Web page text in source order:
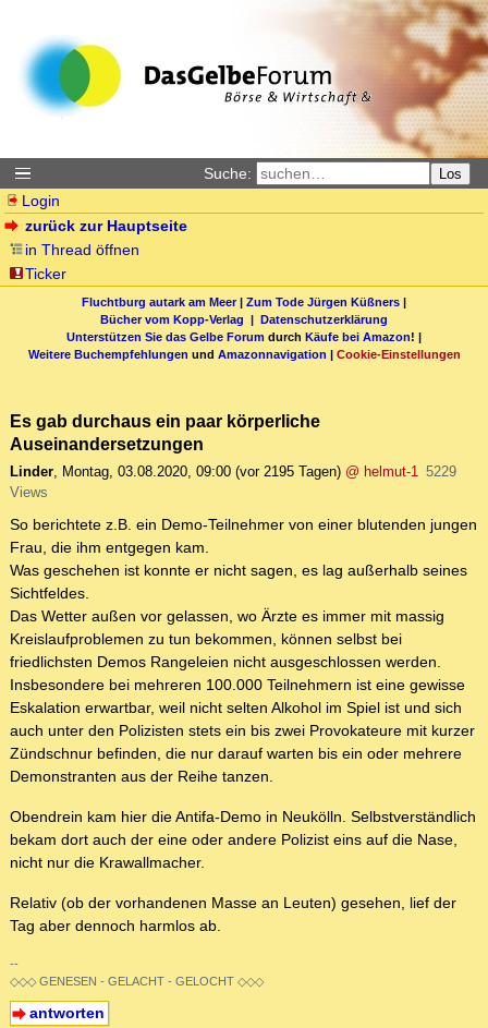
Suche: Los
Login
zurück zur Hauptseite
in Thread öffnen
Ticker
Fluchtburg autark am Meer| Zum Tode Jürgen Küßners |
Bücher vom Kopp-Verlag | Datenschutzerklärung
Unterstützen Sie das Gelbe Forum durch Käufe bei Amazon! |
Weitere Buchempfehlungen und Amazonnavigation | Cookie-Einstellungen
Es gab durchaus ein paar körperliche
Auseinandersetzungen
Linder, Montag, 03.08.2020, 09:00 (vor 2195 Tagen) @ helmut-1 5229
Views
So berichtete z.B. ein Demo-Teilnehmer von einer blutenden jungen
Frau, die ihm entgegen kam.
Was geschehen ist konnte er nicht sagen, es lag außerhalb seines
Sichtfeldes.
Das Wetter außen vor gelassen, wo Ärzte es immer mit massig
Kreislaufproblemen zu tun bekommen, können selbst bei
friedlichsten Demos Rangeleien nicht ausgeschlossen werden.
Insbesondere bei mehreren 100.000 Teilnehmern ist eine gewisse
Eskalation erwartbar, weil nicht selten Alkohol im Spiel ist und sich
auch unter den Polizisten stets ein bis zwei Provokateure mit kurzer
Zündschnur befinden, die nur darauf warten bis ein oder mehrere
Demonstranten aus der Reihe tanzen.
Obendrein kam hier die Antifa-Demo in Neukölln. Selbstverständlich
bekam dort auch der eine oder andere Polizist eins auf die Nase,
nicht nur die Krawallmacher.
Relativ (ob der vorhandenen Masse an Leuten) gesehen, lief der
Tag aber dennoch harmlos ab.
--
◇◇◇ GENESEN - GELACHT - GELOCHT ◇◇◇
antworten